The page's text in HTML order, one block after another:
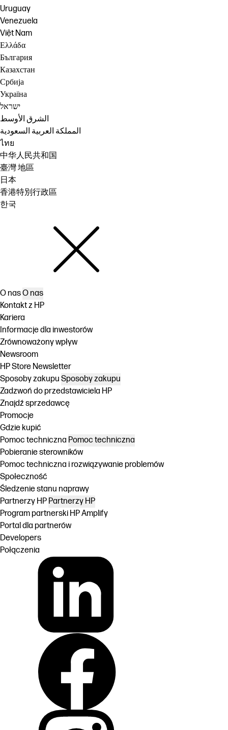
Uruguay
Venezuela
Việt Nam
Ελλάδα
България
Казахстан
Србија
Україна
ישראל
الشرق الأوسط
المملكة العربية السعودية
ไทย
中华人民共和国
臺灣 地區
日本
香港特別行政區
한국
O nasO nas
Kontakt z HP
Kariera
Informacje dla inwestorów
Zrównoważony wpływ
Newsroom
HP Store Newsletter
Sposoby zakupu Sposoby zakupu
Zadzwoń do przedstawiciela HP
Znajdź sprzedawcę
Promocje
Gdzie kupić
Pomoc techniczna Pomoc techniczna
Pobieranie sterowników
Pomoc techniczna i rozwiązywanie problemów
Społeczność
Śledzenie stanu naprawy
Partnerzy HP Partnerzy HP
Program partnerski HP Amplify
Portal dla partnerów
Developers
Połączenia